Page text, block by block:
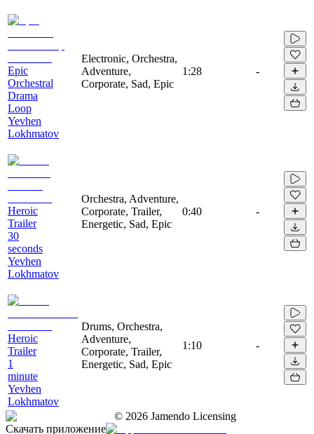
Epic
Orchestral
Drama
Loop
Yevhen
Lokhmatov
Electronic, Orchestra,
Adventure,
Corporate, Sad, Epic
1:28 -
Heroic
Trailer
30
seconds
Yevhen
Lokhmatov
Orchestra, Adventure,
Corporate, Trailer,
Energetic, Sad, Epic
0:40 -
Heroic
Trailer
1
minute
Yevhen
Lokhmatov
Drums, Orchestra,
Adventure,
Corporate, Trailer,
Energetic, Sad, Epic
1:10 -
© 2026 Jamendo Licensing
Скачать приложение